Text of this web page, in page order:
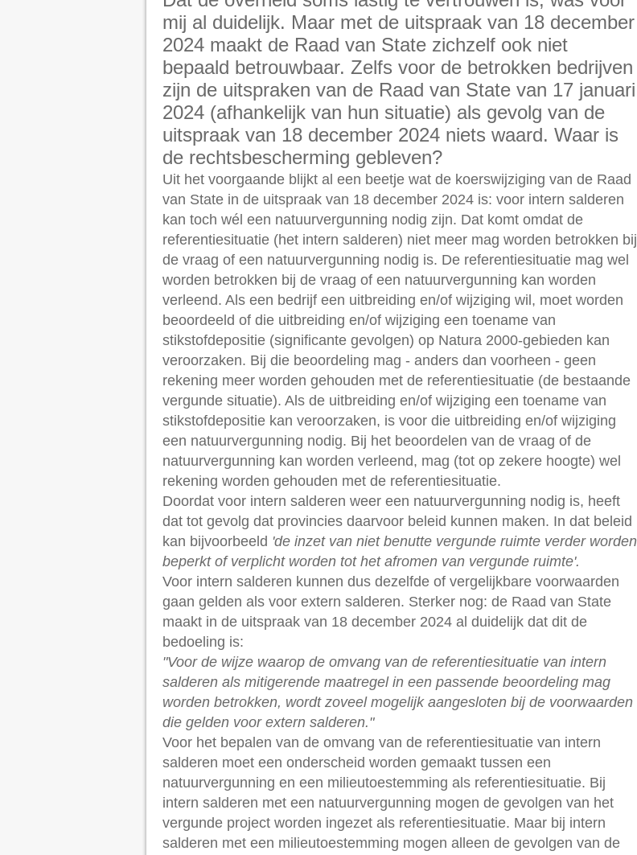
mij al duidelijk. Maar met de uitspraak van 18 december
2024 maakt de Raad van State zichzelf ook niet
bepaald betrouwbaar. Zelfs voor de betrokken bedrijven
zijn de uitspraken van de Raad van State van 17 januari
2024 (afhankelijk van hun situatie) als gevolg van de
uitspraak van 18 december 2024 niets waard. Waar is
de rechtsbescherming gebleven?
Uit het voorgaande blijkt al een beetje wat de koerswijziging van de Raad
van State in de uitspraak van 18 december 2024 is: voor intern salderen
kan toch wél een natuurvergunning nodig zijn. Dat komt omdat de
referentiesituatie (het intern salderen) niet meer mag worden betrokken bij
de vraag of een natuurvergunning nodig is. De referentiesituatie mag wel
worden betrokken bij de vraag of een natuurvergunning kan worden
verleend. Als een bedrijf een uitbreiding en/of wijziging wil, moet worden
beoordeeld of die uitbreiding en/of wijziging een toename van
stikstofdepositie (significante gevolgen) op Natura 2000-gebieden kan
veroorzaken. Bij die beoordeling mag - anders dan voorheen - geen
rekening meer worden gehouden met de referentiesituatie (de bestaande
vergunde situatie). Als de uitbreiding en/of wijziging een toename van
stikstofdepositie kan veroorzaken, is voor die uitbreiding en/of wijziging
een natuurvergunning nodig. Bij het beoordelen van de vraag of de
natuurvergunning kan worden verleend, mag (tot op zekere hoogte) wel
rekening worden gehouden met de referentiesituatie.
Doordat voor intern salderen weer een natuurvergunning nodig is, heeft
dat tot gevolg dat provincies daarvoor beleid kunnen maken. In dat beleid
kan bijvoorbeeld 'de inzet van niet benutte vergunde ruimte verder worden
beperkt of verplicht worden tot het afromen van vergunde ruimte'.
Voor intern salderen kunnen dus dezelfde of vergelijkbare voorwaarden
gaan gelden als voor extern salderen. Sterker nog: de Raad van State
maakt in de uitspraak van 18 december 2024 al duidelijk dat dit de
bedoeling is:
"Voor de wijze waarop de omvang van de referentiesituatie van intern
salderen als mitigerende maatregel in een passende beoordeling mag
worden betrokken, wordt zoveel mogelijk aangesloten bij de voorwaarden
die gelden voor extern salderen."
Voor het bepalen van de omvang van de referentiesituatie van intern
salderen moet een onderscheid worden gemaakt tussen een
natuurvergunning en een milieutoestemming als referentiesituatie. Bij
intern salderen met een natuurvergunning mogen de gevolgen van het
vergunde project worden ingezet als referentiesituatie. Maar bij intern
salderen met een milieutoestemming mogen alleen de gevolgen van de